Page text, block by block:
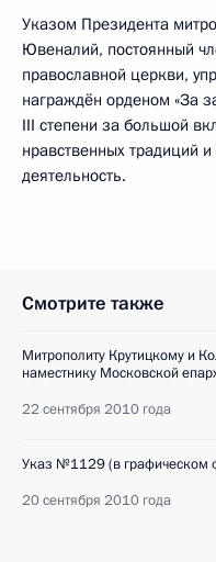
Указом Президента
Ювеналий, постоянный
православной церкви,
награждён орденом «За
III степени за большой
нравственных традиций
деятельность.
Смотрите также
Митрополиту Крутицкому и
наместнику Московской
22 сентября 2010 года
Указ №1129 (в графическом
20 сентября 2010 года